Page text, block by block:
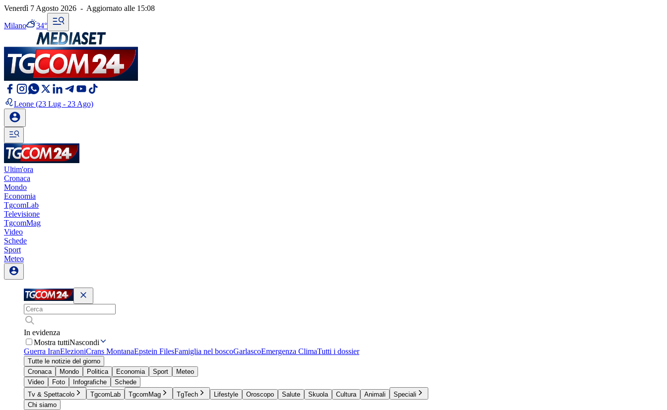
Venerdì 7 Agosto 2026 - Aggiornato alle 15:08
Milano 34°
Leone (23 Lug - 23 Ago)
Ultim'ora
Cronaca
Mondo
Economia
TgcomLab
Televisione
TgcomMag
Video
Schede
Sport
Meteo
In evidenza
Mostra tuttiNascondi
Guerra IranElezioniCrans MontanaEpstein FilesFamiglia nel boscoGarlascoEmergenza ClimaTutti i dossier
Tutte le notizie del giorno
Cronaca
Mondo Politica Economia Sport
Meteo
Video
Foto Infografiche
Schede
Tv & Spettacolo
TgcomLab TgcomMag TgTech Lifestyle Oroscopo Salute Skuola Cultura Animali
Speciali
Chi siamo